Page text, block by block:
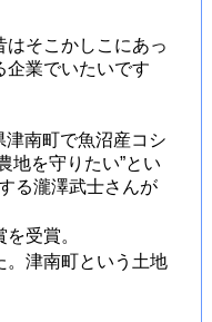
そこかしこにあっ
企業でいたいです
南町で魚沼産コシ
地を守りたい”とい
る瀧澤武士さんが
受賞。
津南町という土地